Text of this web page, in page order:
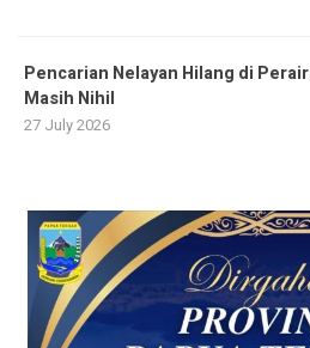
Pencarian Nelayan Hilang di
Masih Nihil
27 July 2026